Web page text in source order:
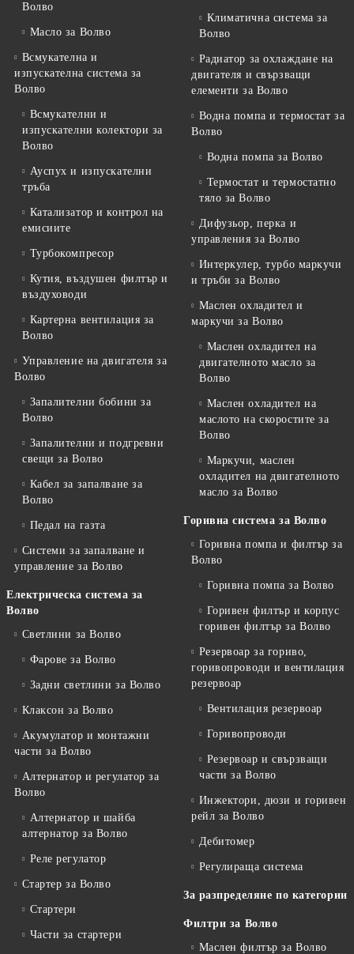
Волво
Масло за Волво
Всмукателна и
изпускателна система за
Волво
Всмукателни и
изпускателни колектори за
Волво
Ауспух и изпускателни
тръба
Катализатор и контрол на
емисиите
Турбокомпресор
Кутия, въздушен филтър и
въздуховоди
Картерна вентилация за
Волво
Управление на двигателя за
Волво
Запалителни бобини за
Волво
Запалителни и подгревни
свещи за Волво
Кабел за запалване за
Волво
Педал на газта
Системи за запалване и
управление за Волво
Електрическа система за
Волво
Светлини за Волво
Фарове за Волво
Задни светлини за Волво
Клаксон за Волво
Акумулатор и монтажни
части за Волво
Алтернатор и регулатор за
Волво
Алтернатор и шайба
алтернатор за Волво
Реле регулатор
Стартер за Волво
Стартери
Части за стартери
Климатична система за
Волво
Радиатор за охлаждане на
двигателя и свързващи
елементи за Волво
Водна помпа и термостат за
Волво
Водна помпа за Волво
Термостат и термостатно
тяло за Волво
Дифузьор, перка и
управления за Волво
Интеркулер, турбо маркучи
и тръби за Волво
Маслен охладител и
маркучи за Волво
Маслен охладител на
двигателното масло за
Волво
Маслен охладител на
маслото на скоростите за
Волво
Маркучи, маслен
охладител на двигателното
масло за Волво
Горивна система за Волво
Горивна помпа и филтър за
Волво
Горивна помпа за Волво
Горивен филтър и корпус
горивен филтър за Волво
Резервоар за гориво,
горивопроводи и вентилация
резервоар
Вентилация резервоар
Горивопроводи
Резервоар и свързващи
части за Волво
Инжектори, дюзи и горивен
рейл за Волво
Дебитомер
Регулираща система
За разпределяне по категории
Филтри за Волво
Маслен филтър за Волво